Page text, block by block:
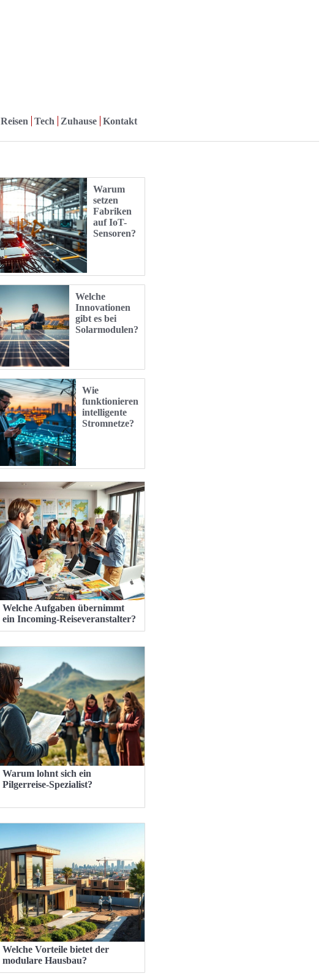
Reisen Tech Zuhause Kontakt
Warum
setzen
Fabriken
auf IoT-
Sensoren?
Welche
Innovationen
gibt es bei
Solarmodulen?
Wie
funktionieren
intelligente
Stromnetze?
Welche Aufgaben übernimmt
ein Incoming-Reiseveranstalter?
Warum lohnt sich ein
Pilgerreise-Spezialist?
Welche Vorteile bietet der
modulare Hausbau?